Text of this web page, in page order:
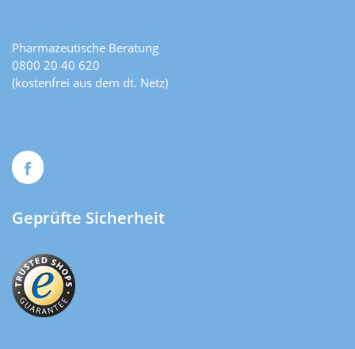
Pharmazeutische Beratung
0800 20 40 620
(kostenfrei aus dem dt. Netz)
Geprüfte Sicherheit